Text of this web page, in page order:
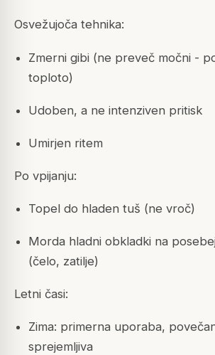
Osvežujoča tehnika:
Zmerni gibi (ne preveč močni -
toploto)
Udoben, a ne intenziven pritisk
Umirjen ritem
Po vpijanju:
Topel do hladen tuš (ne vroč)
Morda hladni obkladki na
(čelo, zatilje)
Letni časi:
Zima: primerna uporaba,
sprejemljiva